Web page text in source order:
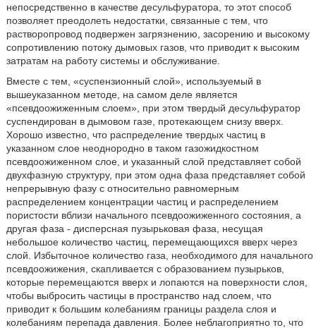
непосредственно в качестве десульфуратора, то этот способ
позволяет преодолеть недостатки, связанные с тем, что
растворопровод подвержен загрязнению, засорению и высокому
сопротивлению потоку дымовых газов, что приводит к высоким
затратам на работу системы и обслуживание.
Вместе с тем, «суспензионный слой», используемый в
вышеуказанном методе, на самом деле является
«псевдоожиженным слоем», при этом твердый десульфуратор
суспендирован в дымовом газе, протекающем снизу вверх.
Хорошо известно, что распределение твердых частиц в
указанном слое неоднородно в таком газожидкостном
псевдоожиженном слое, и указанный слой представляет собой
двухфазную структуру, при этом одна фаза представляет собой
непрерывную фазу с относительно равномерным
распределением концентрации частиц и распределением
пористости вблизи начального псевдоожиженного состояния, а
другая фаза - дисперсная пузырьковая фаза, несущая
небольшое количество частиц, перемещающихся вверх через
слой. Избыточное количество газа, необходимого для начального
псевдоожижения, скапливается с образованием пузырьков,
которые перемещаются вверх и лопаются на поверхности слоя,
чтобы выбросить частицы в пространство над слоем, что
приводит к большим колебаниям границы раздела слоя и
колебаниям перепада давления. Более неблагоприятно то, что